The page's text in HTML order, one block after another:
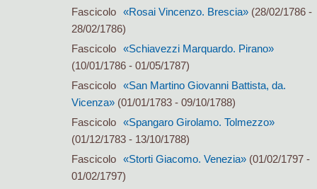
Fascicolo «Rosai Vincenzo. Brescia»(28/02/1786 -
28/02/1786)
Fascicolo «Schiavezzi Marquardo. Pirano»
(10/01/1786 - 01/05/1787)
Fascicolo «San Martino Giovanni Battista, da.
Vicenza»(01/01/1783 - 09/10/1788)
Fascicolo «Spangaro Girolamo. Tolmezzo»
(01/12/1783 - 13/10/1788)
Fascicolo «Storti Giacomo. Venezia»(01/02/1797 -
01/02/1797)